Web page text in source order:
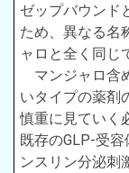
ゼップバウンド
ため、異なる名
ャロと全く同じ
マンジャロ含
いタイプの薬剤
慎重に見ていく
既存のGLP-受
ンスリン分泌刺